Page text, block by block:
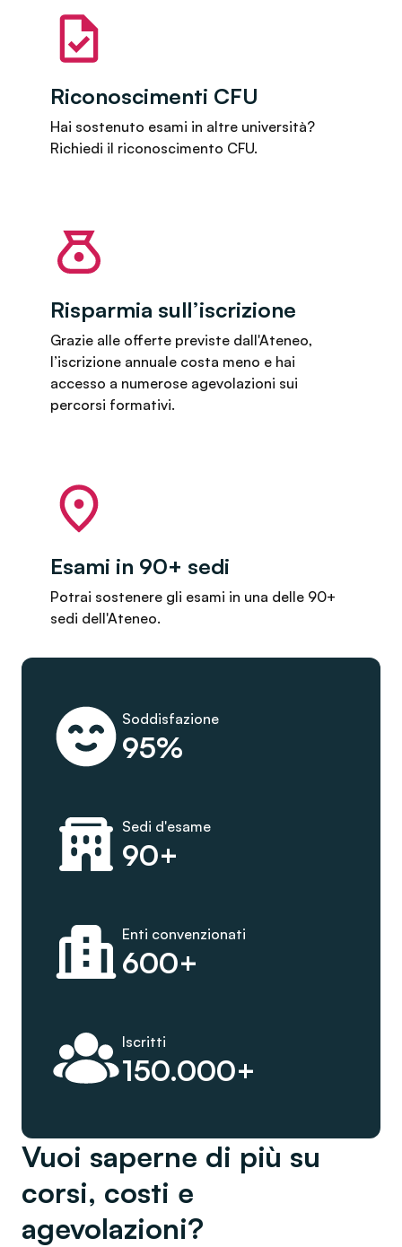
Riconoscimenti CFU
Hai sostenuto esami in altre università?
Richiedi il riconoscimento CFU.
Risparmia sull’iscrizione
Grazie alle offerte previste dall'Ateneo,
l’iscrizione annuale costa meno e hai
accesso a numerose agevolazioni sui
percorsi formativi.
Esami in 90+ sedi
Potrai sostenere gli esami in una delle 90+
sedi dell'Ateneo.
95%
Soddisfazione
90+
Sedi d'esame
600+
Enti convenzionati
150.000+
Iscritti
Vuoi saperne di più su
corsi, costi e
agevolazioni?